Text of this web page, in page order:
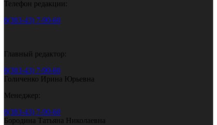
Телефон редакции:
8(383-43) 7-90-60
Главный редактор:
8(383-43) 7-90-60
Голиченко Ирина Юрьевна
Менеджер:
8(383-43) 7-90-60
Бородина Татьяна Николаевна